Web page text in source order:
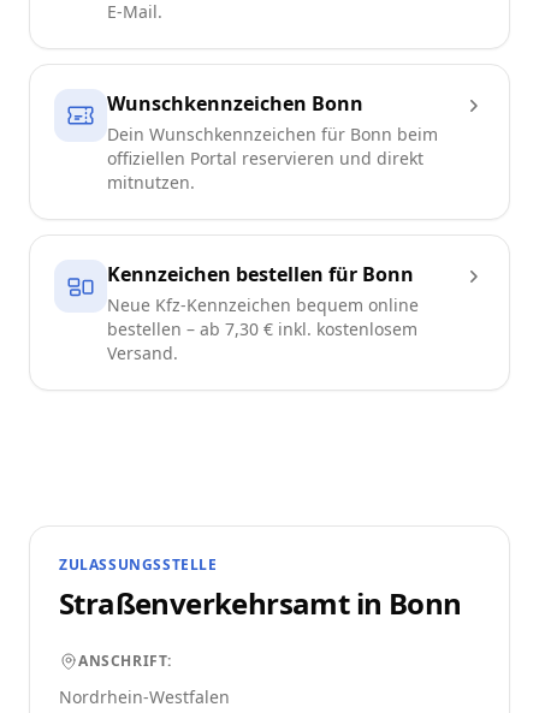
E-Mail.
Wunschkennzeichen Bonn
Dein Wunschkennzeichen für Bonn beim
offiziellen Portal reservieren und direkt
mitnutzen.
Kennzeichen bestellen für Bonn
Neue Kfz-Kennzeichen bequem online
bestellen – ab 7,30 € inkl. kostenlosem
Versand.
ZULASSUNGSSTELLE
Straßenverkehrsamt in Bonn
ANSCHRIFT:
Nordrhein-Westfalen